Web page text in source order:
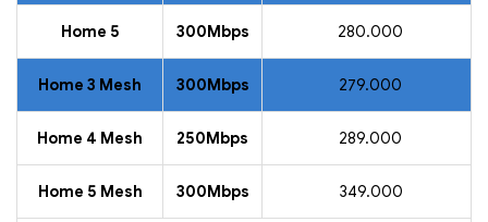
Home 5 300Mbps 280.000
Home 3 Mesh 300Mbps 279.000
Home 4 Mesh 250Mbps 289.000
Home 5 Mesh 300Mbps 349.000